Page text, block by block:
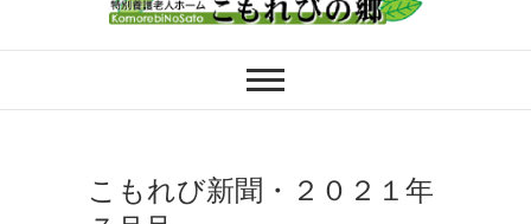
特別養護老人ホー
ム こもれびの郷
こもれび新聞・２０２１年